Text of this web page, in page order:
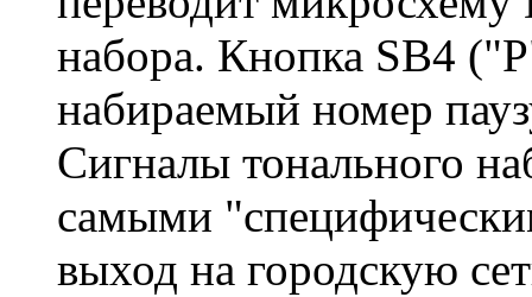
набора. Кнопка SB4
набираемый номер
Сигналы тонального
самыми
выход на городскую